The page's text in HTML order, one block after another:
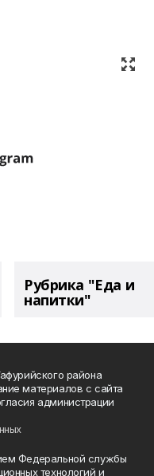
Рубрика "Еда и
напитки"
района
материалов с сайта
администрации
Федеральной службы
технологий и